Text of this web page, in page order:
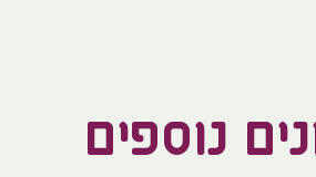
נוספים